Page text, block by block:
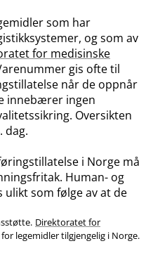
som har
og som av
for medisinske
gis ofte til
når de oppnår
innebærer ingen
Oversikten
dag.
i Norge må
Human- og
som følge av at de
Direktoratet for
legemidler tilgjengelig i Norge.